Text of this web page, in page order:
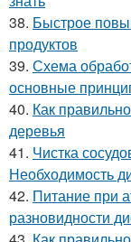
38. Быстрое
продуктов
39. Схема
основные
40. Как
деревья
41. Чистка
Необходимость
42. Питание при
разновидности